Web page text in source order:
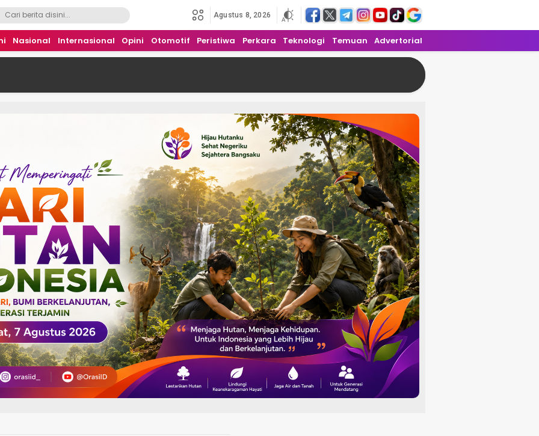
Agustus 8, 2026
Nasional Internasional Opini Otomotif Peristiwa Perkara Teknologi Temuan Advertorial